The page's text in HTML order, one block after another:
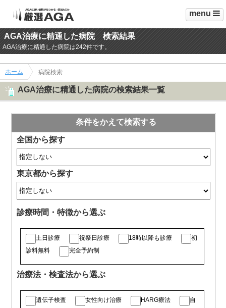
menu
AGA治療に精通した病院 検索結果
AGA治療に精通した病院は242件です。
ホーム 病院検索
AGA治療に精通した病院の検索結果一覧
条件をかえて検索する
全国から探す
東京都から探す
診療時間・特徴から選ぶ
土日診療 祝祭日診療 18時以降も診療
初
診料無料
完全予約制
治療法・検査法から選ぶ
遺伝子検査 女性向け治療 HARG療法
自